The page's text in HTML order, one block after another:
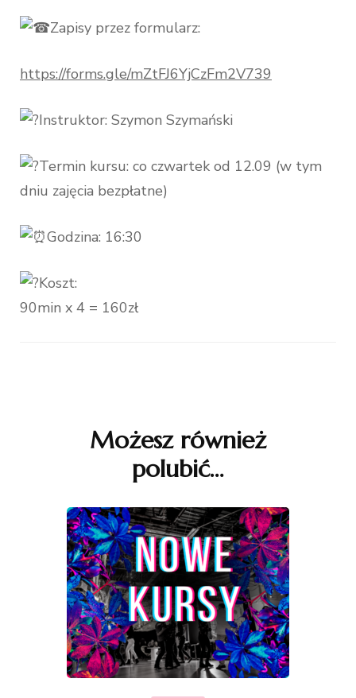
Zapisy przez formularz:
https://forms.gle/mZtFJ6YjCzFm2V739
Instruktor: Szymon Szymański
Termin kursu: co czwartek od 12.09 (w tym
dniu zajęcia bezpłatne)
Godzina: 16:30
Koszt:
90min x 4 = 160zł
Możesz również
polubić…